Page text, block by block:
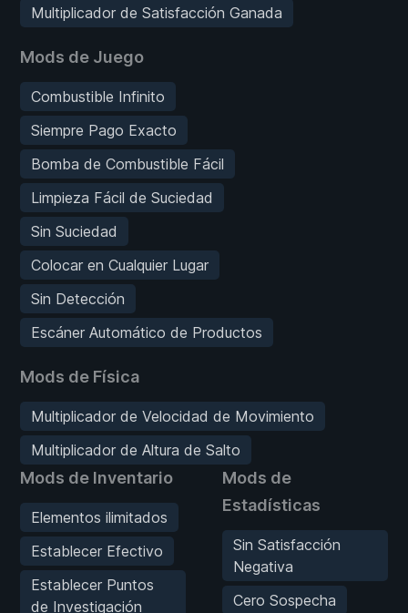
Multiplicador de Satisfacción Ganada
Mods de Juego
Combustible Infinito
Siempre Pago Exacto
Bomba de Combustible Fácil
Limpieza Fácil de Suciedad
Sin Suciedad
Colocar en Cualquier Lugar
Sin Detección
Escáner Automático de Productos
Mods de Física
Multiplicador de Velocidad de Movimiento
Multiplicador de Altura de Salto
Mods de Inventario
Elementos ilimitados
Establecer Efectivo
Establecer Puntos
de Investigación
Mods de
Estadísticas
Sin Satisfacción
Negativa
Cero Sospecha